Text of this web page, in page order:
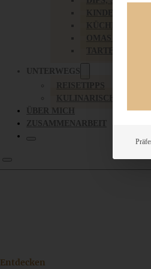
UNTERWEGS
REISETIPPS
KULINARISCH
ÜBER MICH
ZUSAMMENARBEIT
Entdecken